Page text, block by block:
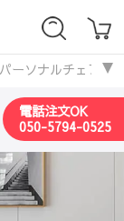
ーソナルチェア ハ
ソファ パーソナル
ーソナルチェア ハ
ナルチェア ハイバ
電話注文OK
050-5794-0525